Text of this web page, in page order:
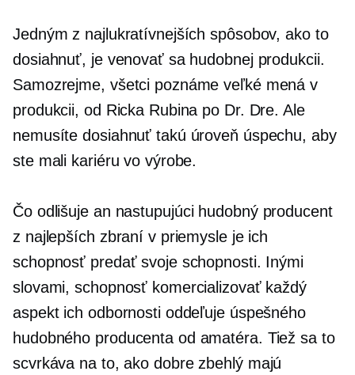
Jedným z najlukratívnejších spôsobov, ako to
dosiahnuť, je venovať sa hudobnej produkcii.
Samozrejme, všetci poznáme veľké mená v
produkcii, od Ricka Rubina po Dr. Dre. Ale
nemusíte dosiahnuť takú úroveň úspechu, aby
ste mali kariéru vo výrobe.
Čo odlišuje an nastupujúcihudobný producent
z najlepších zbraní v priemysle je ich
schopnosť predať svoje schopnosti. Inými
slovami, schopnosť komercializovať každý
aspekt ich odbornosti oddeľuje úspešného
hudobného producenta od amatéra. Tiež sa to
scvrkáva na to, ako dobre zbehlýmajú